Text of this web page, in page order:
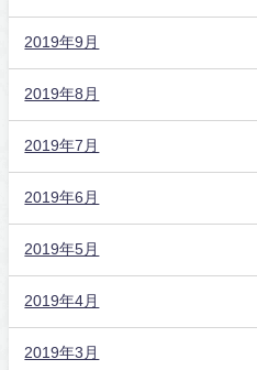
2019年9月
2019年8月
2019年7月
2019年6月
2019年5月
2019年4月
2019年3月